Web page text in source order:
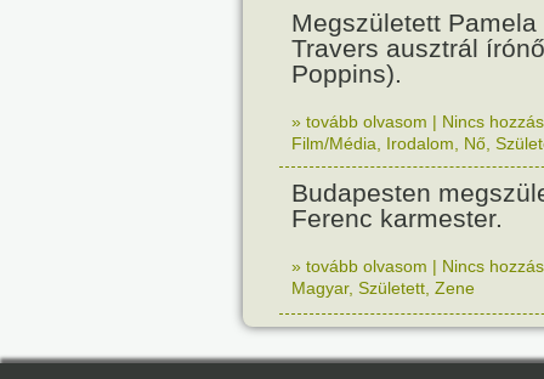
Megszületett Pamela
Travers ausztrál
Poppins).
» tovább olvasom | Nincs
Film/Média
Irodalom Nő
Budapesten
Ferenc karmester.
» tovább olvasom | Nincs
Magyar, Született Zene